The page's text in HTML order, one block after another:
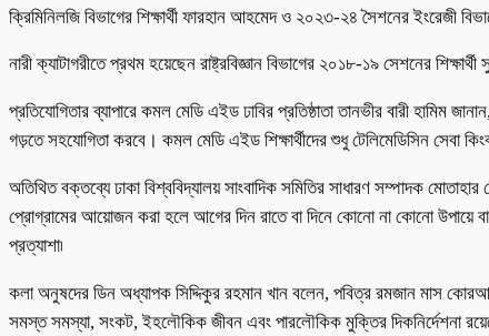
ক্রিমিনিলজি বিভাগের শিক্ষার্থী ফারহান আহমেদ ও ২০২৩-২৪ সৈশনের ইংরেজী
নারী ক্যাটাগরীতে প্রথম হয়েছেন রাষ্ট্রবিজ্ঞান বিভাগের ২০১৮-১৯ সেশনের
প্রতিযোগিতার ব্যাপারে কমল মেডি এইড ঢাবির প্রতিষ্ঠাতা তানভীর বারী হামিম
গড়তে সহযোগিতা করবে। কমল মেডি এইড শিক্ষার্থীদের শুধু টেলিমেডিসিন সেবা
অতিথিত বক্তব্যে ঢাকা বিশ্ববিদ্যালয় সাংবাদিক সমিতির সাধারণ সম্পাদক
প্রোগ্রামের আয়োজন করা হলে আগের দিন রাতে বা দিনে কোনো না কোনো উপায়ে
প্রত্যাশা৷
কলা অনুষদের ডিন অধ্যাপক সিদ্দিকুর রহমান খান বলেন, পবিত্র রমজান মাস
সমস্ত সমস্যা, সংকট, ইহলৌকিক জীবন এবং পারলৌকিক মুক্তির দিকনির্দেশনা